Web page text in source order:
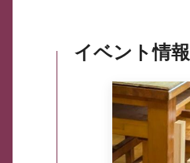
イベント情報